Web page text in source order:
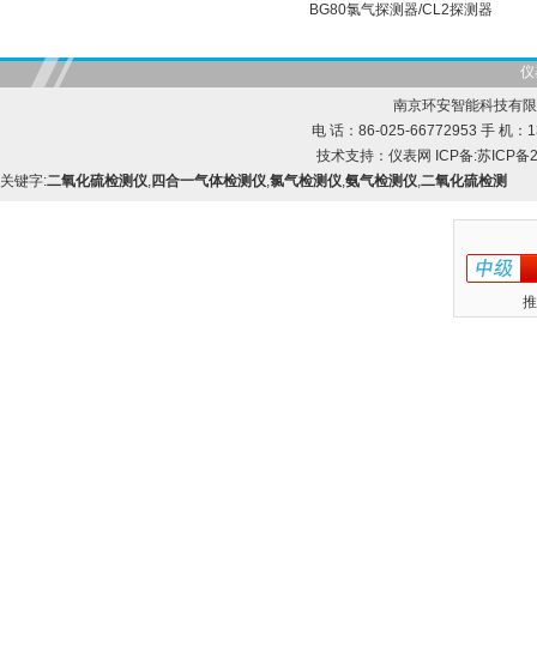
BG80氯气探测器/CL2探测器
南京环安智能科技有
电 话：86-025-66772953 手 机：
技术支持： 仪表网 ICP备:苏ICP备
关键字:二氧化硫检测仪,四合一气体检测仪,氯气检测仪,氨气检测仪,二氧化硫检测